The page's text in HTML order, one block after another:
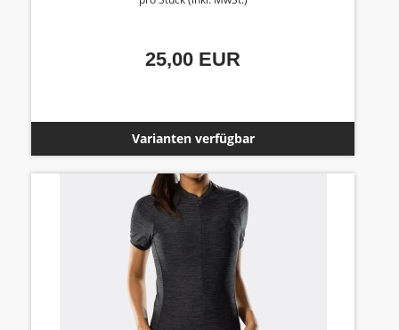
25,00 EUR
Varianten verfügbar